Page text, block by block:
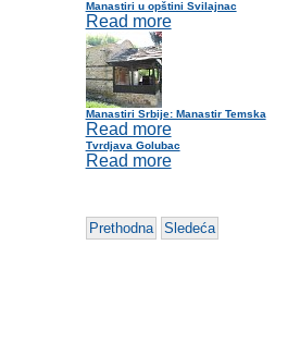
Manastiri u opštini Svilajnac
Read more
Manastiri Srbije: Manastir Temska
Read more
Tvrdjava Golubac
Read more
Prethodna Sledeća